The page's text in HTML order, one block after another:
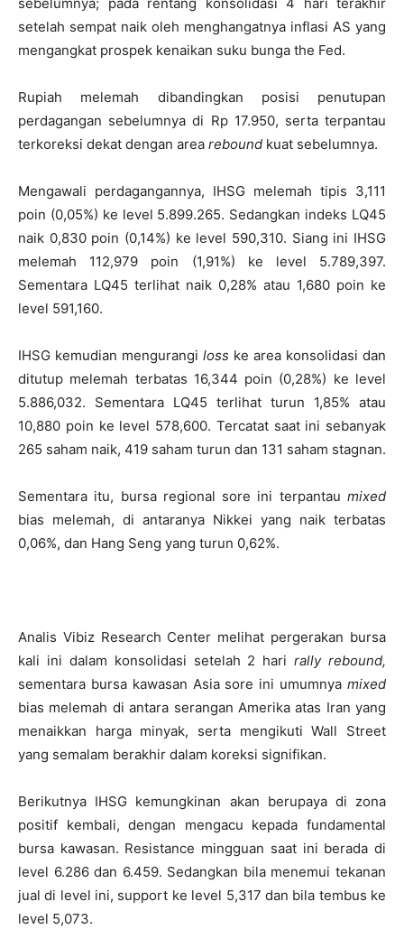
setelah sempat naik oleh menghangatnya inflasi AS yang
mengangkat prospek kenaikan suku bunga the Fed.
Rupiah melemah dibandingkan posisi penutupan
perdagangan sebelumnya di Rp 17.950, serta terpantau
terkoreksi dekat dengan area rebound kuat sebelumnya.
Mengawali perdagangannya, IHSG melemah tipis 3,111
poin (0,05%) ke level 5.899.265. Sedangkan indeks LQ45
naik 0,830 poin (0,14%) ke level 590,310. Siang ini IHSG
melemah 112,979 poin (1,91%) ke level 5.789,397.
Sementara LQ45 terlihat naik 0,28% atau 1,680 poin ke
level 591,160.
IHSG kemudian mengurangi loss ke area konsolidasi dan
ditutup melemah terbatas 16,344 poin (0,28%) ke level
5.886,032. Sementara LQ45 terlihat turun 1,85% atau
10,880 poin ke level 578,600. Tercatat saat ini sebanyak
265 saham naik, 419 saham turun dan 131 saham stagnan.
Sementara itu, bursa regional sore ini terpantau mixed
bias melemah, di antaranya Nikkei yang naik terbatas
0,06%, dan Hang Seng yang turun 0,62%.
Analis Vibiz Research Center melihat pergerakan bursa
kali ini dalam konsolidasi setelah 2 harirally rebound,
sementara bursa kawasan Asia sore ini umumnya mixed
bias melemah di antara serangan Amerika atas Iran yang
menaikkan harga minyak, serta mengikuti Wall Street
yang semalam berakhir dalam koreksi signifikan.
Berikutnya IHSG kemungkinan akan berupaya di zona
positif kembali, dengan mengacu kepada fundamental
bursa kawasan. Resistance mingguan saat ini berada di
level 6.286 dan 6.459. Sedangkan bila menemui tekanan
jual di level ini, support ke level 5,317 dan bila tembus ke
level 5,073.